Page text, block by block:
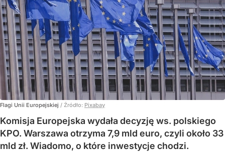
Flagi Unii Europejskiej / Źródło: Pixabay
Komisja Europejska wydała decyzję ws. polskiego
KPO. Warszawa otrzyma 7,9 mld euro, czyli około 33
mld zł. Wiadomo, o które inwestycje chodzi.